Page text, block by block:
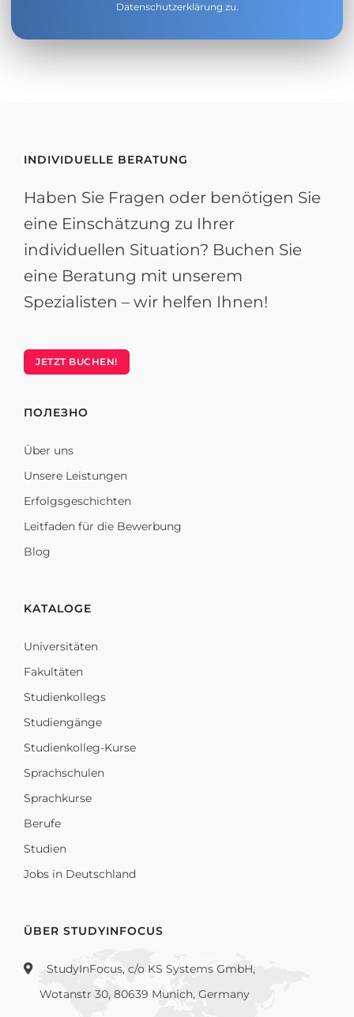
Datenschutzerklärung zu.
INDIVIDUELLE BERATUNG
Haben Sie Fragen oder benötigen Sie
eine Einschätzung zu Ihrer
individuellen Situation? Buchen Sie
eine Beratung mit unserem
Spezialisten – wir helfen Ihnen!
JETZT BUCHEN!
ПОЛЕЗНО
Über uns
Unsere Leistungen
Erfolgsgeschichten
Leitfaden für die Bewerbung
Blog
KATALOGE
Universitäten
Fakultäten
Studienkollegs
Studiengänge
Studienkolleg-Kurse
Sprachschulen
Sprachkurse
Berufe
Studien
Jobs in Deutschland
ÜBER STUDYINFOCUS
StudyInFocus, c/o KS Systems GmbH,
Wotanstr 30, 80639 Munich, Germany